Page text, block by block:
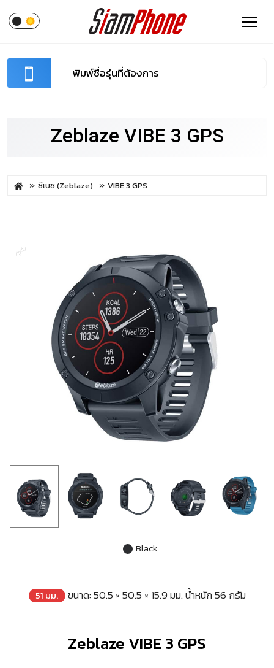
Zeblaze VIBE 3 GPS
ซีเบซ (Zeblaze) VIBE 3 GPS
Black
51 มม. ขนาด: 50.5 × 50.5 × 15.9 มม. น้ำหนัก 56 กรัม
Zeblaze VIBE 3 GPS